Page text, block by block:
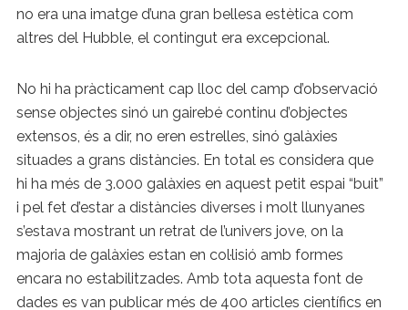
no era una imatge d’una gran bellesa estètica com
altres del Hubble, el contingut era excepcional.
No hi ha pràcticament cap lloc del camp d’observació
sense objectes sinó un gairebé continu d’objectes
extensos, és a dir, no eren estrelles, sinó galàxies
situades a grans distàncies. En total es considera que
hi ha més de 3.000 galàxies en aquest petit espai “buit”
i pel fet d’estar a distàncies diverses i molt llunyanes
s’estava mostrant un retrat de l’univers jove, on la
majoria de galàxies estan en col·lisió amb formes
encara no estabilitzades. Amb tota aquesta font de
dades es van publicar més de 400 articles científics en